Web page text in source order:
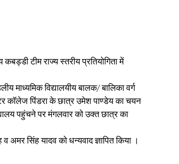
टीम राज्य स्तरीय प्रतियोगिता में
माध्यमिक विद्यालयीय बालक/ बालिका वर्ग
कॉलेज पिंडरा के छात्र उमेश पाण्डेय का चयन
पहुंचने पर मंगलवार को उक्त छात्र का
अमर सिंह यादव को धन्यवाद ज्ञापित किया ।